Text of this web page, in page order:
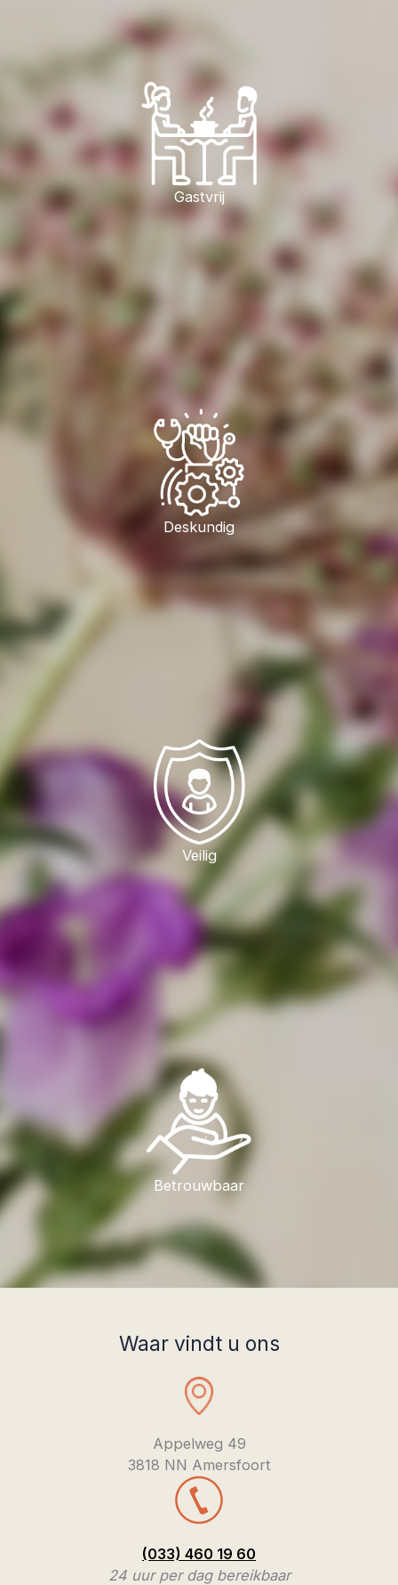
Gastvrij
Deskundig
Veilig
Betrouwbaar
Waar vindt u ons
Appelweg 49
3818 NN Amersfoort
(033) 460 19 60
24 uur per dag bereikbaar